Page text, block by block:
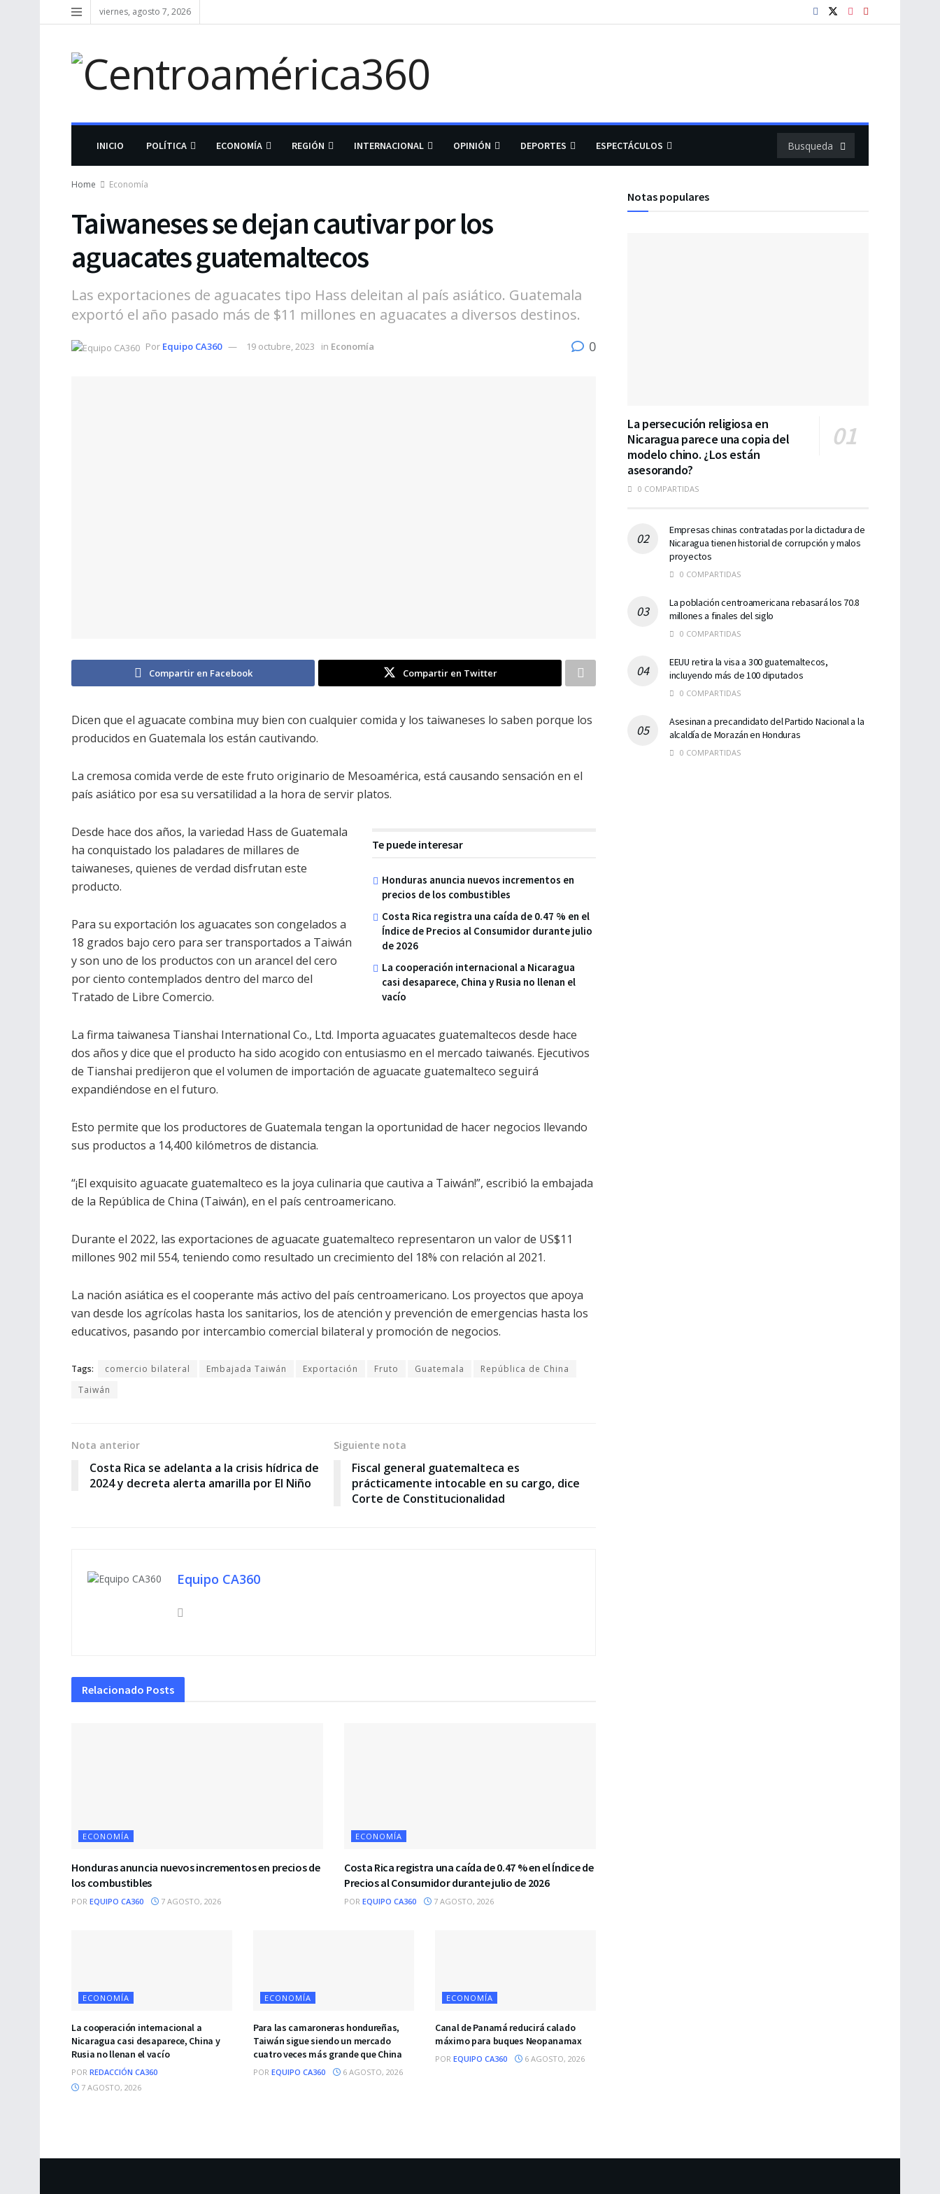
viernes, agosto 7, 2026
INICIO POLÍTICA ECONOMÍA REGIÓN INTERNACIONAL OPINIÓN DEPORTES ESPECTÁCULOS
Home Economía
Taiwaneses se dejan cautivar por los
aguacates guatemaltecos
Las exportaciones de aguacates tipo Hass deleitan al país asiático. Guatemala
exportó el año pasado más de $11 millones en aguacates a diversos destinos.
Por Equipo CA360 19 octubre, 2023 in Economía 0
Compartir en Facebook Compartir en Twitter
Dicen que el aguacate combina muy bien con cualquier comida y los taiwaneses lo saben porque los
producidos en Guatemala los están cautivando.
La cremosa comida verde de este fruto originario de Mesoamérica, está causando sensación en el
país asiático por esa su versatilidad a la hora de servir platos.
Te puede interesar
Honduras anuncia nuevos incrementos en
precios de los combustibles
Costa Rica registra una caída de 0.47 % en el
Índice de Precios al Consumidor durante julio
de 2026
La cooperación internacional a Nicaragua
casi desaparece, China y Rusia no llenan el
vacío
Desde hace dos años, la variedad Hass de Guatemala
ha conquistado los paladares de millares de
taiwaneses, quienes de verdad disfrutan este
producto.
Para su exportación los aguacates son congelados a
18 grados bajo cero para ser transportados a Taiwán
y son uno de los productos con un arancel del cero
por ciento contemplados dentro del marco del
Tratado de Libre Comercio.
La firma taiwanesa Tianshai International Co., Ltd. Importa aguacates guatemaltecos desde hace
dos años y dice que el producto ha sido acogido con entusiasmo en el mercado taiwanés. Ejecutivos
de Tianshai predijeron que el volumen de importación de aguacate guatemalteco seguirá
expandiéndose en el futuro.
Esto permite que los productores de Guatemala tengan la oportunidad de hacer negocios llevando
sus productos a 14,400 kilómetros de distancia.
“¡El exquisito aguacate guatemalteco es la joya culinaria que cautiva a Taiwán!”, escribió la embajada
de la República de China (Taiwán), en el país centroamericano.
Durante el 2022, las exportaciones de aguacate guatemalteco representaron un valor de US$11
millones 902 mil 554, teniendo como resultado un crecimiento del 18% con relación al 2021.
La nación asiática es el cooperante más activo del país centroamericano. Los proyectos que apoya
van desde los agrícolas hasta los sanitarios, los de atención y prevención de emergencias hasta los
educativos, pasando por intercambio comercial bilateral y promoción de negocios.
Tags: comercio bilateral Embajada Taiwán Exportación Fruto Guatemala
República de China
Taiwán
Nota anterior
Costa Rica se adelanta a la crisis hídrica de
2024 y decreta alerta amarilla por El Niño
Siguiente nota
Fiscal general guatemalteca es
prácticamente intocable en su cargo, dice
Corte de Constitucionalidad
Equipo CA360
Relacionado Posts
ECONOMÍA
Honduras anuncia nuevos incrementos en precios de
los combustibles
POR EQUIPO CA360 7 AGOSTO, 2026
ECONOMÍA
Costa Rica registra una caída de 0.47 % en el Índice de
Precios al Consumidor durante julio de 2026
POR EQUIPO CA360 7 AGOSTO, 2026
ECONOMÍA
La cooperación internacional a
Nicaragua casi desaparece, China y
Rusia no llenan el vacío
POR REDACCIÓN CA360
7 AGOSTO, 2026
ECONOMÍA
Para las camaroneras hondureñas,
Taiwán sigue siendo un mercado
cuatro veces más grande que China
POR EQUIPO CA360 6 AGOSTO, 2026
ECONOMÍA
Canal de Panamá reducirá calado
máximo para buques Neopanamax
POR EQUIPO CA360 6 AGOSTO, 2026
Notas populares
La persecución religiosa en
Nicaragua parece una copia del
modelo chino. ¿Los están
asesorando?
0 COMPARTIDAS
Empresas chinas contratadas por la dictadura de
Nicaragua tienen historial de corrupción y malos
proyectos
0 COMPARTIDAS
La población centroamericana rebasará los 70.8
millones a finales del siglo
0 COMPARTIDAS
EEUU retira la visa a 300 guatemaltecos,
incluyendo más de 100 diputados
0 COMPARTIDAS
Asesinan a precandidato del Partido Nacional a la
alcaldía de Morazán en Honduras
0 COMPARTIDAS